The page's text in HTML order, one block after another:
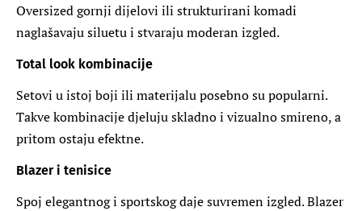
Oversized gornji dijelovi ili strukturirani komadi
naglašavaju siluetu i stvaraju moderan izgled.
Total look kombinacije
Setovi u istoj boji ili materijalu posebno su popularni.
Takve kombinacije djeluju skladno i vizualno smireno, a
pritom ostaju efektne.
Blazer i tenisice
Spoj elegantnog i sportskog daje suvremen izgled. Blazer